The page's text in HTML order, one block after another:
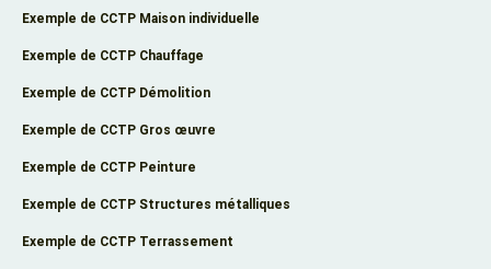
Exemple de CCTP Maison individuelle
Exemple de CCTP Chauffage
Exemple de CCTP Démolition
Exemple de CCTP Gros œuvre
Exemple de CCTP Peinture
Exemple de CCTP Structures métalliques
Exemple de CCTP Terrassement